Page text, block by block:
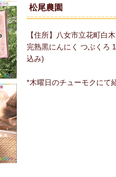
松尾農園
【住所】八女市立花町白
完熟黒にんにく つぶくろ
込み)
*木曜日のチューモクにて